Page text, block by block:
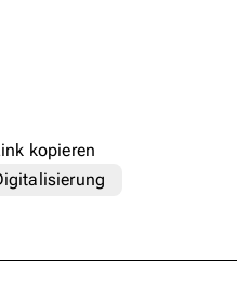
kopieren